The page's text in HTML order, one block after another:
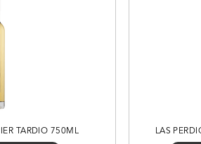
TARDIO 750ML LAS